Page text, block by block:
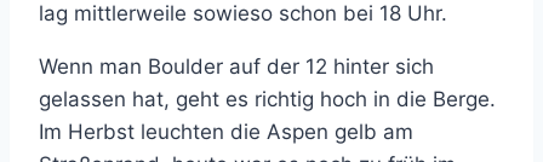
lag mittlerweile sowieso schon bei 18 Uhr.
Wenn man Boulder auf der 12 hinter sich
gelassen hat, geht es richtig hoch in die Berge.
Im Herbst leuchten die Aspen gelb am